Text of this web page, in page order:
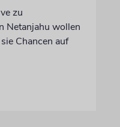
zu
Netanjahu wollen
Chancen auf